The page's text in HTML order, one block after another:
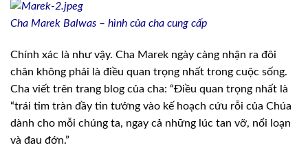
Cha Marek Balwas – hình của cha cung cấp
Chính xác là như vậy. Cha Marek ngày càng nhận ra đôi
chân không phải là điều quan trọng nhất trong cuộc sống.
Cha viết trên trang blog của cha: “Điều quan trọng nhất là
“trái tim tràn đầy tin tưởng vào kế hoạch cứu rỗi của Chúa
dành cho mỗi chúng ta, ngay cả những lúc tan vỡ, nổi loạn
và đau đớn.”